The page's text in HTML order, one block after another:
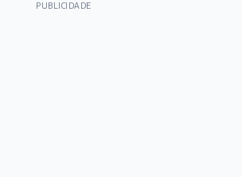
PUBLICIDADE